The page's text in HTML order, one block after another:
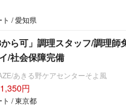
/ 愛知県
から可」調理スタッフ/調理
/社会保障完備
あきる野ケアセンターそよ風
円
/ 東京都